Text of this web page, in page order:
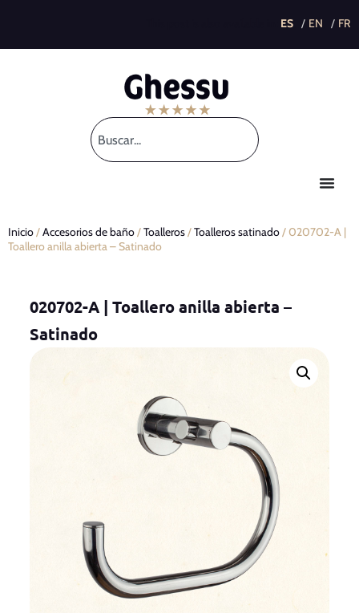
Inicio/Accesorios de baño/Toalleros/Toalleros satinado/ 020702-A |
Toallero anilla abierta – Satinado
020702-A | Toallero anilla abierta –
Satinado